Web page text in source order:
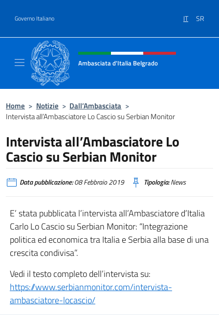
Governo Italiano IT SR
Intestazione sito, social e menù
Ambasciata d'Italia Belgrado
Home > Notizie > Dall’Ambasciata >
Intervista all’Ambasciatore Lo Cascio su Serbian Monitor
Intervista all’Ambasciatore Lo
Cascio su Serbian Monitor
Data pubblicazione:08 Febbraio 2019 Tipologia:News
E’ stata pubblicata l’intervista all’Ambasciatore d’Italia
Carlo Lo Cascio su Serbian Monitor: “Integrazione
politica ed economica tra Italia e Serbia alla base di una
crescita condivisa”.
Vedi il testo completo dell’intervista su:
https://www.serbianmonitor.com/intervista-
ambasciatore-locascio/